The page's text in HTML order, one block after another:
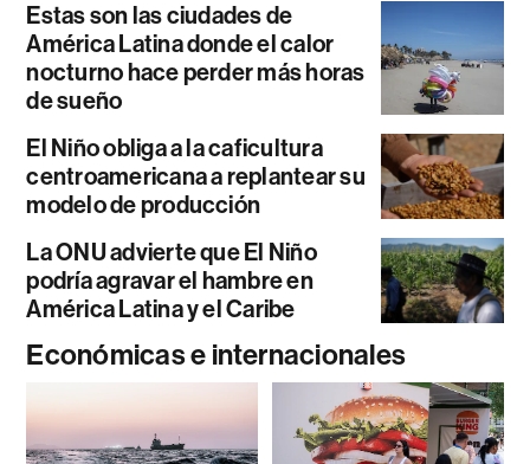
Estas son las ciudades de
América Latina donde el calor
nocturno hace perder más horas
de sueño
El Niño obliga a la caficultura
centroamericana a replantear su
modelo de producción
La ONU advierte que El Niño
podría agravar el hambre en
América Latina y el Caribe
Económicas e internacionales